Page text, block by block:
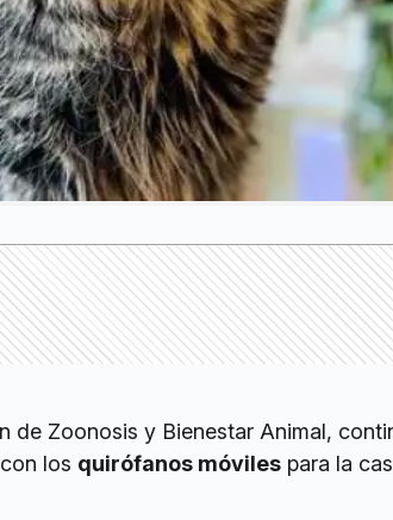
de Zoonosis y Bienestar Animal,
los quirófanos móviles para la